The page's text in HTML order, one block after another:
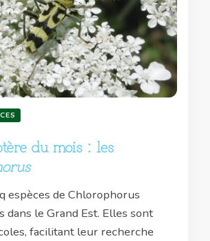
du mois : les
espèces de Chlorophorus
dans le Grand Est. Elles sont
facilitant leur recherche